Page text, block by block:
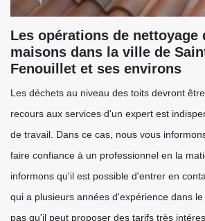
Les opérations de nettoyage
maisons dans la ville de
Fenouillet et ses environs
Les déchets au niveau des toits devront
recours aux services d'un expert est
de travail. Dans ce cas, nous vous
faire confiance à un professionnel en la
informons qu'il est possible d'entrer en
qui a plusieurs années d'expérience dans
pas qu'il peut proposer des tarifs très